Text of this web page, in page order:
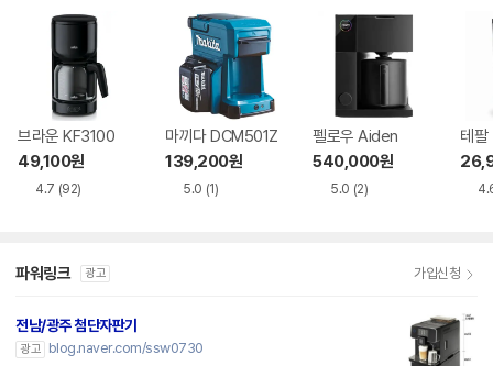
브라운 KF3100
49,100원
4.7 (92)
마끼다 DCM501Z
139,200원
5.0 (1)
펠로우 Aiden
540,000원
5.0 (2)
테팔
파워링크 광고 가입신청
전남/광주 첨단자판기
광고
blog.naver.com/ssw0730